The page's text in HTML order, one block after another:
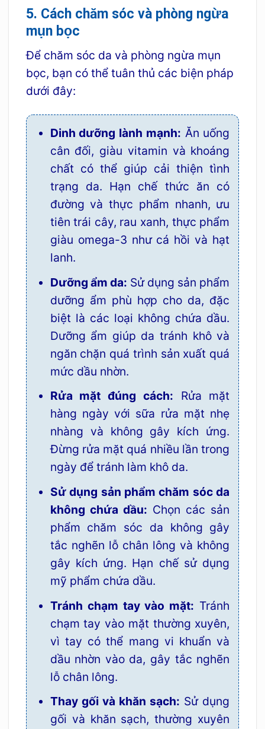
5. Cách chăm sóc và phòng ngừa
mụn bọc
Để chăm sóc da và phòng ngừa mụn
bọc, bạn có thể tuân thủ các biện pháp
dưới đây:
Dinh dưỡng lành mạnh: Ăn uống
cân đối, giàu vitamin và khoáng
chất có thể giúp cải thiện tình
trạng da. Hạn chế thức ăn có
đường và thực phẩm nhanh, ưu
tiên trái cây, rau xanh, thực phẩm
giàu omega-3 như cá hồi và hạt
lanh.
Dưỡng ẩm da: Sử dụng sản phẩm
dưỡng ẩm phù hợp cho da, đặc
biệt là các loại không chứa dầu.
Dưỡng ẩm giúp da tránh khô và
ngăn chặn quá trình sản xuất quá
mức dầu nhờn.
Rửa mặt đúng cách: Rửa mặt
hàng ngày với sữa rửa mặt nhẹ
nhàng và không gây kích ứng.
Đừng rửa mặt quá nhiều lần trong
ngày để tránh làm khô da.
Sử dụng sản phẩm chăm sóc da
không chứa dầu: Chọn các sản
phẩm chăm sóc da không gây
tắc nghẽn lỗ chân lông và không
gây kích ứng. Hạn chế sử dụng
mỹ phẩm chứa dầu.
Tránh chạm tay vào mặt: Tránh
chạm tay vào mặt thường xuyên,
vì tay có thể mang vi khuẩn và
dầu nhờn vào da, gây tắc nghẽn
lỗ chân lông.
Thay gối và khăn sạch: Sử dụng
gối và khăn sạch, thường xuyên